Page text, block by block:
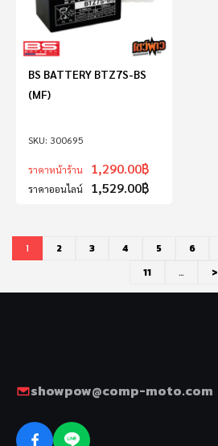
300695
BS BATTERY BTZ7S-BS
(MF)
ราคาหน้าร้าน 1,290.00฿
ราคาออนไลน์ 1,529.00฿
1 2 3 4 5 6
11
… >
showpow@comp-moto.com